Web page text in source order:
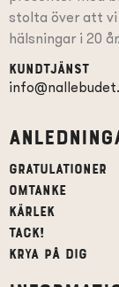
stolta över att
hälsningar i 20 år.
Kundtjänst
Gratulationer
Omtanke
Kärlek
Tack!
Krya på dig